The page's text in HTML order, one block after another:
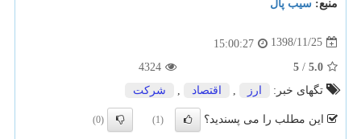
منبع: سیب پال
1398/11/25
15:00:27
5.0
/
5
4324
تگهای خبر:
ارز اقتصاد شركت
این مطلب را می پسندید؟ (1)
(0)